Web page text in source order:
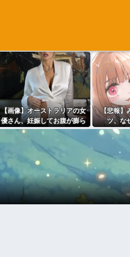
【画像】オーストラリアの女
優さん、妊娠してお腹が膨ら
んでる状態で雑誌撮影の仕事
【悲報】
ツ、な